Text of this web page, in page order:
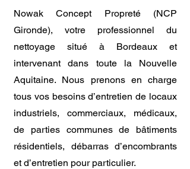
Nowak Concept Propreté (NCP
Gironde), votre professionnel du
nettoyage situé à Bordeaux et
intervenant dans toute la Nouvelle
Aquitaine. Nous prenons en charge
tous vos besoins d’entretien de locaux
industriels, commerciaux, médicaux,
de parties communes de bâtiments
résidentiels, débarras d’encombrants
et d’entretien pour particulier.